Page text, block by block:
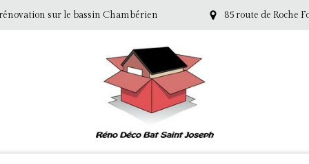
sur le bassin Chambérien 85 route de Roche